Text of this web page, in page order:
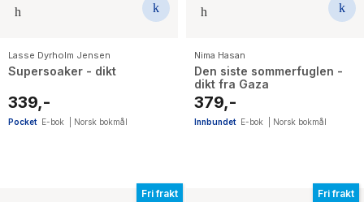
Lasse Dyrholm Jensen
Supersoaker - dikt
339,-
Pocket E-bok Norsk bokmål
Nima Hasan
Den siste sommerfuglen -
dikt fra Gaza
379,-
Innbundet E-bok Norsk bokmål
Fri frakt Fri frakt